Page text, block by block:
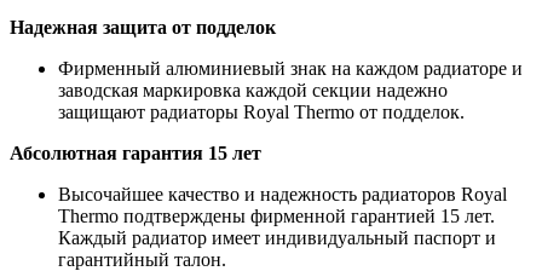
Надежная защита от подделок
Фирменный алюминиевый знак на каждом радиаторе и
заводская маркировка каждой секции надежно
защищают радиаторы Royal Thermo от подделок.
Абсолютная гарантия 15 лет
Высочайшее качество и надежность радиаторов Royal
Thermo подтверждены фирменной гарантией 15 лет.
Каждый радиатор имеет индивидуальный паспорт и
гарантийный талон.